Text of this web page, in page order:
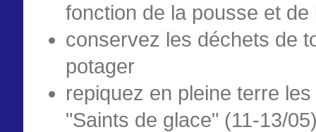
fonction de la pousse et de
conservez les déchets de
potager
repiquez en pleine terre
"Saints de glace" (11-13/